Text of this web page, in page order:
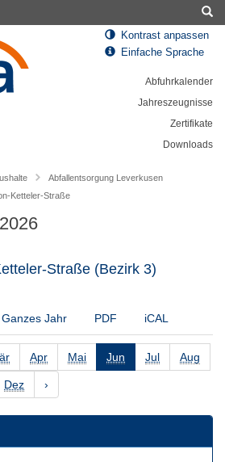
Kontrast anpassen
Einfache Sprache
Abfuhrkalender
Jahreszeugnisse
Zertifikate
Downloads
Abfallentsorgung Leverkusen
Ketteler-Straße
Straße (Bezirk 3)
Ganzes Jahr PDF iCAL
Apr Mai Jun Jul Aug
Dez ›